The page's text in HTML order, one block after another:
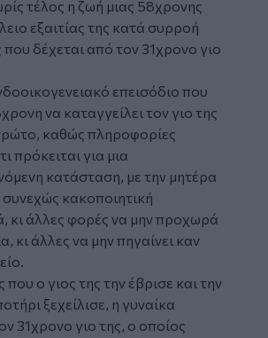
τέλος η ζωή μιας 58χρονης
εξαιτίας της κατά συρροή
που δέχεται από τον 31χρονο γιο
επεισόδιο που
να καταγγείλει τον γιο της
καθώς πληροφορίες
πρόκειται για μια
κατάσταση, με την μητέρα
συνεχώς κακοποιητική
κι άλλες φορές να μην προχωρά
κι άλλες να μην πηγαίνει καν
ο γιος της την έβρισε και την
ξεχείλισε, η γυναίκα
31χρονο γιο της, ο οποίος